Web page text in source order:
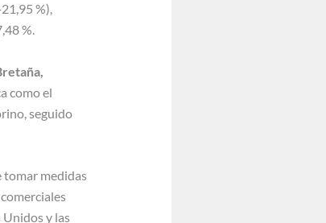
%),
%.
como el
seguido
tomar medidas
y las